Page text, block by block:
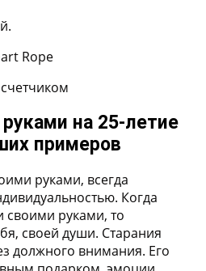
на 25-летие
примеров
руками, всегда
Когда
своими руками, то
своей души. Старания
должного внимания. Его